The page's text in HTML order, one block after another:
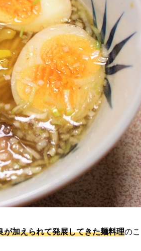
が加えられて発展してきた麺料理のこ